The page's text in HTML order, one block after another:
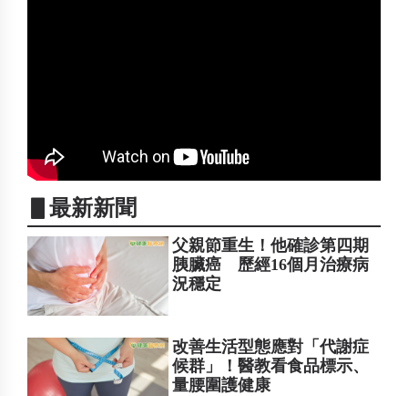
▋最新新聞
父親節重生！他確診第四期
胰臟癌 歷經16個月治療病
況穩定
改善生活型態應對「代謝症
候群」！醫教看食品標示、
量腰圍護健康